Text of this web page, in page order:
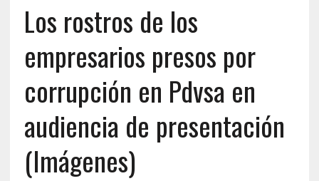
Los rostros de los
empresarios presos por
corrupción en Pdvsa en
audiencia de presentación
(Imágenes)